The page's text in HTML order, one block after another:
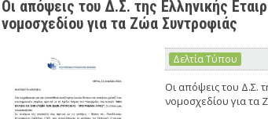
Οι απόψεις του Δ.Σ. της Ελληνικής
νομοσχεδίου για τα Ζώα Συντροφιάς
Δελτία Τύπου
Οι απόψεις του Δ.Σ.
νομοσχεδίου για τα